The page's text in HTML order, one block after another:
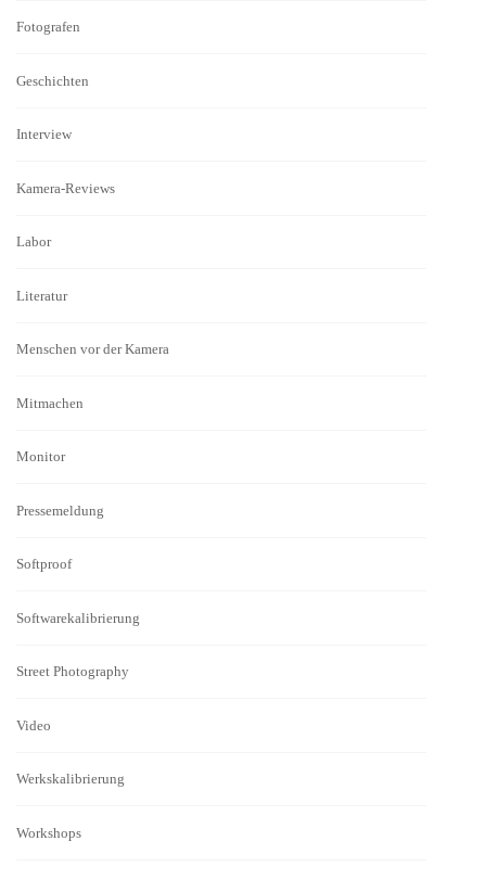
Fotografen
Geschichten
Interview
Kamera-Reviews
Labor
Literatur
Menschen vor der Kamera
Mitmachen
Monitor
Pressemeldung
Softproof
Softwarekalibrierung
Street Photography
Video
Werkskalibrierung
Workshops